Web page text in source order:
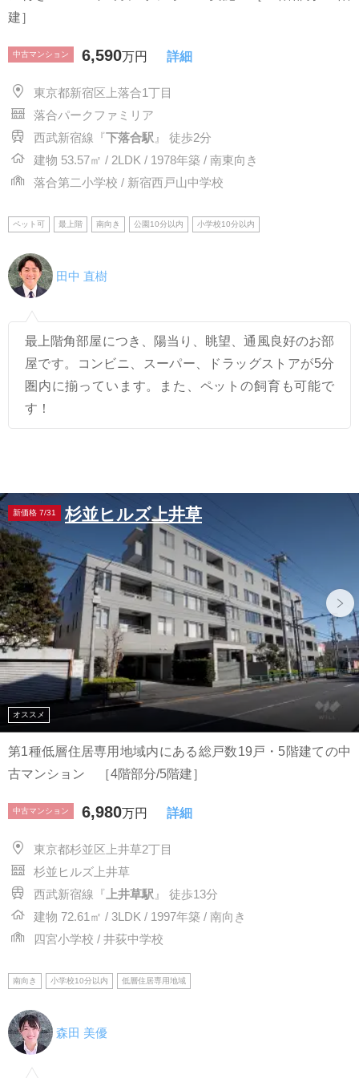
建］
中古マンション 6,590万円 詳細
東京都新宿区上落合1丁目
落合パークファミリア
西武新宿線『下落合駅 』 徒歩2分
建物 53.57㎡ / 2LDK / 1978年築 / 南東向き
落合第二小学校 / 新宿西戸山中学校
ペット可 最上階 南向き 公園10分以内 小学校10分以内
田中 直樹
最上階角部屋につき、陽当り、眺望、通風良好のお部
屋です。コンビニ、スーパー、ドラッグストアが5分
圏内に揃っています。また、ペットの飼育も可能で
す！
新価格 7/31 杉並ヒルズ上井草
オススメ
第1種低層住居専用地域内にある総戸数19戸・5階建ての中
古マンション ［4階部分/5階建］
中古マンション 6,980万円 詳細
東京都杉並区上井草2丁目
杉並ヒルズ上井草
西武新宿線『
上井草駅 』 徒歩13分
建物 72.61㎡ / 3LDK / 1997年築 / 南向き
四宮小学校 / 井荻中学校
南向き 小学校10分以内 低層住居専用地域
森田 美優